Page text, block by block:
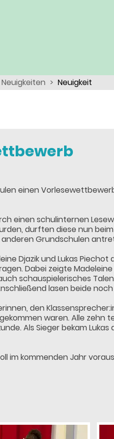
Neuigkeiten Neuigkeit
einen
einen schulinternen
durften diese nun beim
Grundschulen
Djazik und Lukas
Dabei zeigte
schauspielerisches
lasen beide
den
waren. Alle zehn
Als Sieger bekam
im kommenden Jahr